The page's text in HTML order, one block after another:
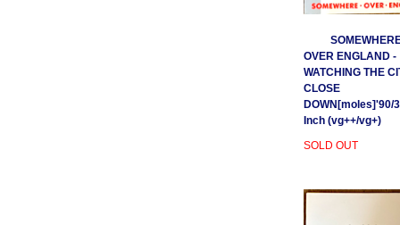
OVER ENGLAND -
WATCHING THE
CLOSE
DOWN[moles]'90/
Inch (vg++/vg+)
SOLD OUT